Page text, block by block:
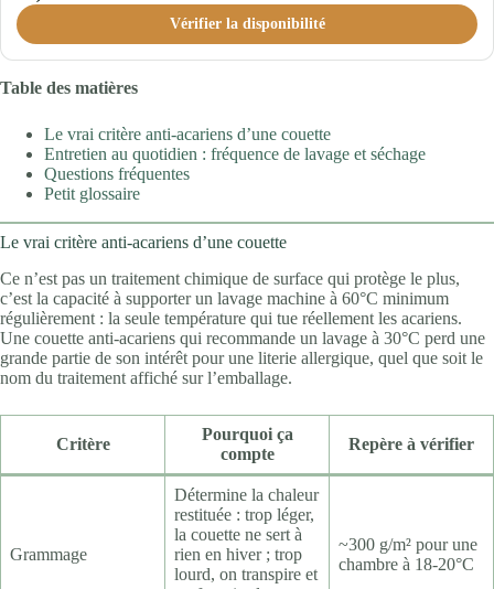
Vérifier la disponibilité
Table des matières
Le vrai critère anti-acariens d’une couette
Entretien au quotidien : fréquence de lavage et séchage
Questions fréquentes
Petit glossaire
Le vrai critère anti-acariens d’une couette
Ce n’est pas un traitement chimique de surface qui protège le plus,
c’est la capacité à supporter un lavage machine à 60°C minimum
régulièrement : la seule température qui tue réellement les acariens.
Une couette anti-acariens qui recommande un lavage à 30°C perd une
grande partie de son intérêt pour une literie allergique, quel que soit le
nom du traitement affiché sur l’emballage.
Critère
Pourquoi ça
compte
Repère à vérifier
Grammage
Détermine la chaleur
restituée : trop léger,
la couette ne sert à
rien en hiver ; trop
lourd, on transpire et
~300 g/m² pour une
chambre à 18-20°C